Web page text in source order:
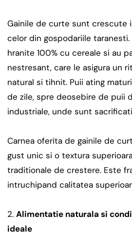
Gainile de curte sunt crescute
celor din gospodariile
hranite 100% cu cereale si au
nestresant, care le asigura un
natural si tihnit. Puii ating
de zile, spre deosebire de puii
industriale, unde sunt
Carnea oferita de gainile de
gust unic si o textura
traditionale de crestere. Este
intruchipand calitatea
Alimentatie naturala si
ideale